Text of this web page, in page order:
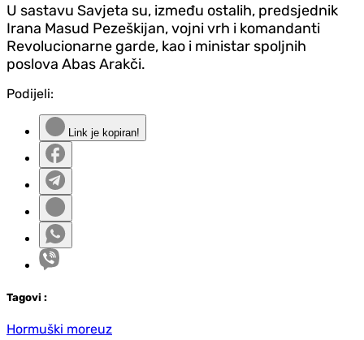
U sastavu Savjeta su, između ostalih, predsjednik
Irana Masud Pezeškijan, vojni vrh i komandanti
Revolucionarne garde, kao i ministar spoljnih
poslova Abas Arakči.
Podijeli:
Link je kopiran!
Tagovi :
Hormuški moreuz